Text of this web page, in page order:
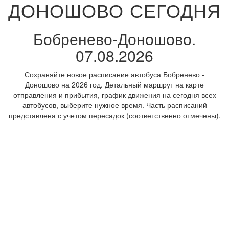
ДОНОШОВО СЕГОДНЯ
Бобренево-Доношово.
07.08.2026
Сохраняйте новое расписание автобуса Бобренево -
Доношово на 2026 год. Детальный маршрут на карте
отправления и прибытия, график движения на сегодня всех
автобусов, выберите нужное время. Часть расписаний
представлена с учетом пересадок (соответственно отмечены).